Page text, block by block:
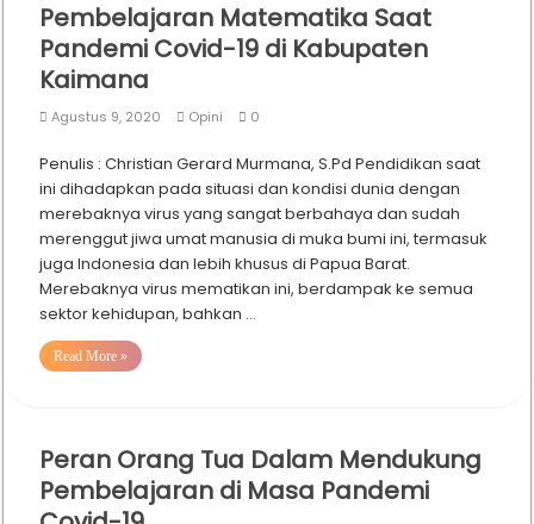
Pembelajaran Matematika Saat
Pandemi Covid-19 di Kabupaten
Kaimana
Agustus 9, 2020 Opini 0
Penulis : Christian Gerard Murmana, S.Pd Pendidikan saat
ini dihadapkan pada situasi dan kondisi dunia dengan
merebaknya virus yang sangat berbahaya dan sudah
merenggut jiwa umat manusia di muka bumi ini, termasuk
juga Indonesia dan lebih khusus di Papua Barat.
Merebaknya virus mematikan ini, berdampak ke semua
sektor kehidupan, bahkan …
Read More »
Peran Orang Tua Dalam Mendukung
Pembelajaran di Masa Pandemi